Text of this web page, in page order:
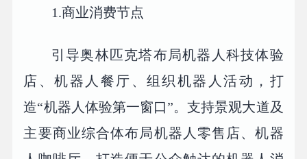
1.商业消费节点
引导奥林匹克塔布局机器人科技体验
店、机器人餐厅、组织机器人活动，打
造“机器人体验第一窗口”。支持景观大道及
主要商业综合体布局机器人零售店、机器